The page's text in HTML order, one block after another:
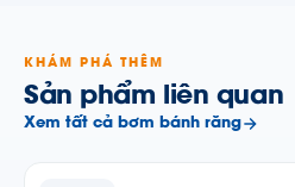
KHÁM PHÁ THÊM
Sản phẩm liên quan
Xem tất cả bơm bánh răng